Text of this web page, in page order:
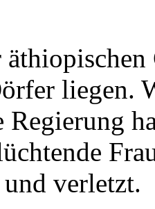
liegen.
Regierung
und verletzt.